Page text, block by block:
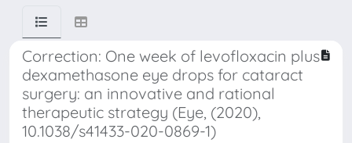
Correction: One week of levofloxacin plus
dexamethasone eye drops for cataract
surgery: an innovative and rational
therapeutic strategy (Eye, (2020),
10.1038/s41433-020-0869-1)